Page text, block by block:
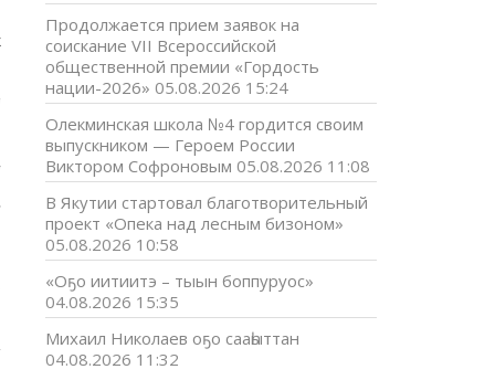
Продолжается прием заявок на
соискание VII Всероссийской
общественной премии «Гордость
нации-2026» 05.08.2026 15:24
Олекминская школа №4 гордится своим
выпускником — Героем России
Виктором Софроновым 05.08.2026 11:08
В Якутии стартовал благотворительный
проект «Опека над лесным бизоном»
05.08.2026 10:58
«Оҕо иитиитэ – тыын боппуруос»
04.08.2026 15:35
Михаил Николаев оҕо сааһыттан
04.08.2026 11:32